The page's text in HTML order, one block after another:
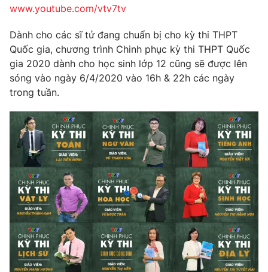
www.youtube.com/vtv7tv
Dành cho các sĩ tử đang chuẩn bị cho kỳ thi THPT
Quốc gia, chương trình Chinh phục kỳ thi THPT Quốc
gia 2020 dành cho học sinh lớp 12 cũng sẽ được lên
sóng vào ngày 6/4/2020 vào 16h & 22h các ngày
trong tuần.